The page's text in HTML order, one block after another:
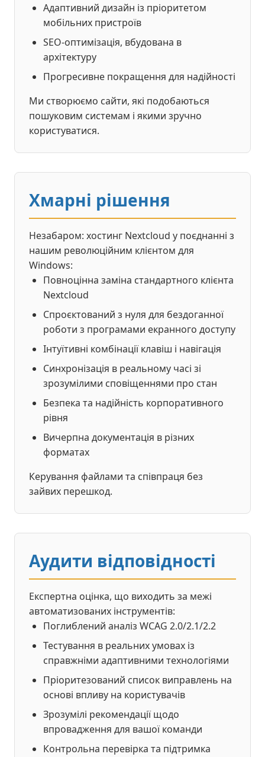
Адаптивний дизайн із пріоритетом
мобільних пристроїв
SEO-оптимізація, вбудована в
архітектуру
Прогресивне покращення для надійності
Ми створюємо сайти, які подобаються
пошуковим системам і якими зручно
користуватися.
Хмарні рішення
Незабаром: хостинг Nextcloud у поєднанні з
нашим революційним клієнтом для
Windows:
Повноцінна заміна стандартного клієнта
Nextcloud
Спроєктований з нуля для бездоганної
роботи з програмами екранного доступу
Інтуїтивні комбінації клавіш і навігація
Синхронізація в реальному часі зі
зрозумілими сповіщеннями про стан
Безпека та надійність корпоративного
рівня
Вичерпна документація в різних
форматах
Керування файлами та співпраця без
зайвих перешкод.
Аудити відповідності
Експертна оцінка, що виходить за межі
автоматизованих інструментів:
Поглиблений аналіз WCAG 2.0/2.1/2.2
Тестування в реальних умовах із
справжніми адаптивними технологіями
Пріоритезований список виправлень на
основі впливу на користувачів
Зрозумілі рекомендації щодо
впровадження для вашої команди
Контрольна перевірка та підтримка